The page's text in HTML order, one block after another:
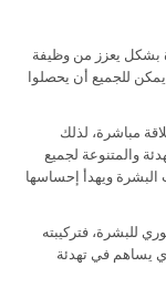
بشكل يعزز من وظيفة
للجميع أن يحصلوا
مباشرة، لذلك
والمتنوعة لجميع
البشرة ويهدأ إحساسها
للبشرة، فتركيبته
يساهم في تهدئة